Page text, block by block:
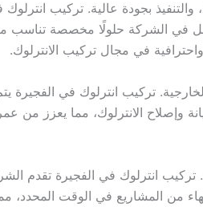
بجودة عالية. تركيب انترلوك
في الشركة حلولًا مخصصة
في مجال تركيب الانترلوك.
تركيب انترلوك في الفجيرة
وإصلاح الانترلوك، مما يعزز من
تركيب انترلوك في الفجيرة تقدم
من المشاريع في الوقت المحدد،